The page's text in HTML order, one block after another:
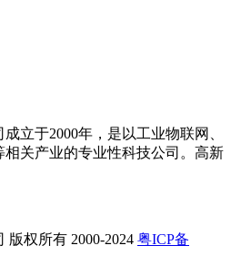
立于2000年，是以工业物联网、
关产业的专业性科技公司。高新
版权所有 2000-2024 粤ICP备